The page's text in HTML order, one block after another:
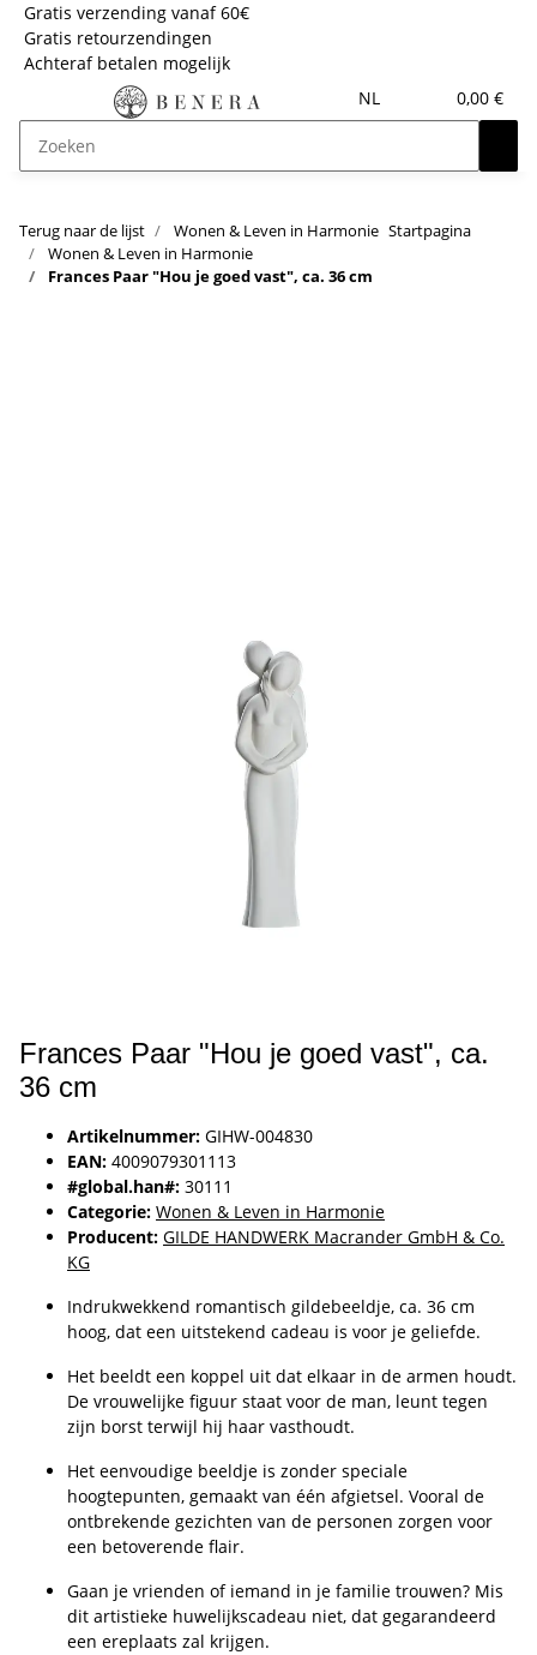
Gratis verzending vanaf 60€
Gratis retourzendingen
Achteraf betalen mogelijk
NL
0,00 €
Terug naar de lijst Wonen & Leven in Harmonie Startpagina
Wonen & Leven in Harmonie
Frances Paar "Hou je goed vast", ca. 36 cm
Frances Paar "Hou je goed vast", ca.
36 cm
Artikelnummer: GIHW-004830
EAN: 4009079301113
#global.han#: 30111
Categorie: Wonen & Leven in Harmonie
Producent: GILDE HANDWERK Macrander GmbH & Co.
KG
Indrukwekkend romantisch gildebeeldje, ca. 36 cm
hoog, dat een uitstekend cadeau is voor je geliefde.
Het beeldt een koppel uit dat elkaar in de armen houdt.
De vrouwelijke figuur staat voor de man, leunt tegen
zijn borst terwijl hij haar vasthoudt.
Het eenvoudige beeldje is zonder speciale
hoogtepunten, gemaakt van één afgietsel. Vooral de
ontbrekende gezichten van de personen zorgen voor
een betoverende flair.
Gaan je vrienden of iemand in je familie trouwen? Mis
dit artistieke huwelijkscadeau niet, dat gegarandeerd
een ereplaats zal krijgen.